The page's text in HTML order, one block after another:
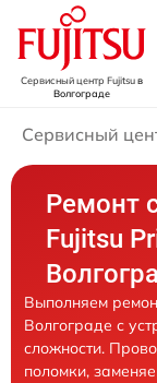
Сервисный центр Fujitsuв
Волгограде
Сервисный
Ремонт
Fujitsu
Выполняем
Волгограде с
сложности.
поломки,